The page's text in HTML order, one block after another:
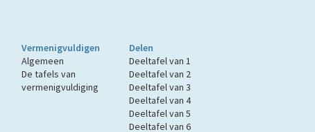
Vermenigvuldigen
Algemeen
De tafels van
vermenigvuldiging
Delen
Deeltafel van 1
Deeltafel van 2
Deeltafel van 3
Deeltafel van 4
Deeltafel van 5
Deeltafel van 6